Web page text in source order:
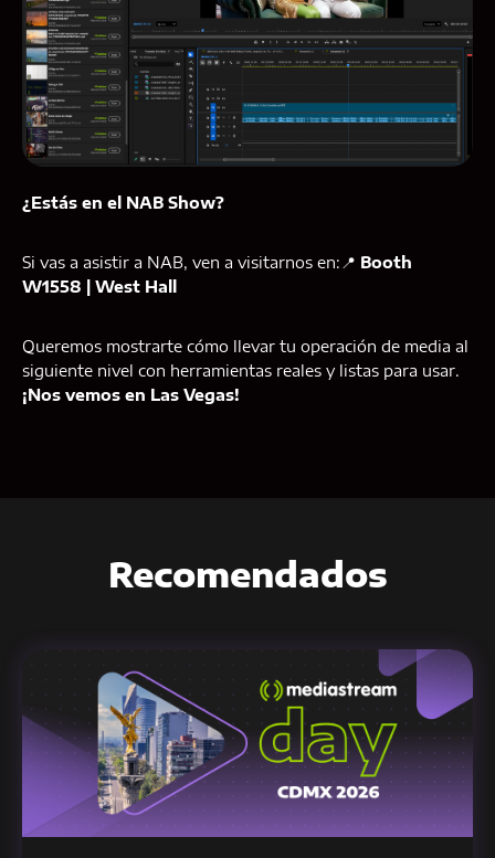
¿Estás en el NAB Show?
Si vas a asistir a NAB, ven a visitarnos en:📍 Booth
W1558 | West Hall
Queremos mostrarte cómo llevar tu operación de media al
siguiente nivel con herramientas reales y listas para usar.
¡Nos vemos en Las Vegas!
Recomendados